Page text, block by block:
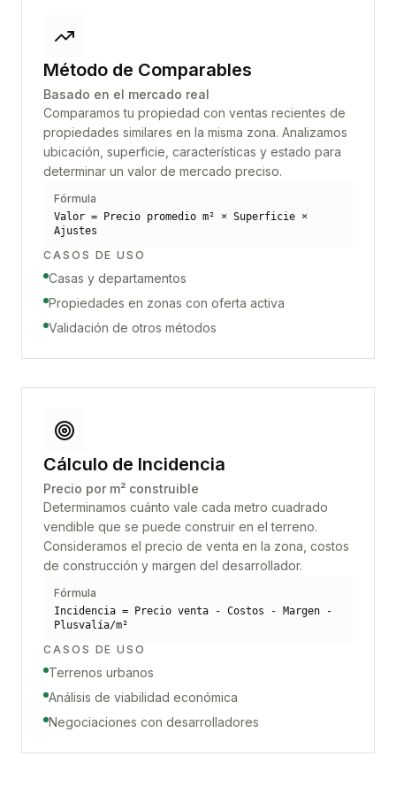
Método de Comparables
Basado en el mercado real
Comparamos tu propiedad con ventas recientes de
propiedades similares en la misma zona. Analizamos
ubicación, superficie, características y estado para
determinar un valor de mercado preciso.
Fórmula
Valor = Precio promedio m² × Superficie ×
Ajustes
CASOS DE USO
Casas y departamentos
Propiedades en zonas con oferta activa
Validación de otros métodos
Cálculo de Incidencia
Precio por m² construible
Determinamos cuánto vale cada metro cuadrado
vendible que se puede construir en el terreno.
Consideramos el precio de venta en la zona, costos
de construcción y margen del desarrollador.
Fórmula
Incidencia = Precio venta - Costos - Margen -
Plusvalía/m²
CASOS DE USO
Terrenos urbanos
Análisis de viabilidad económica
Negociaciones con desarrolladores